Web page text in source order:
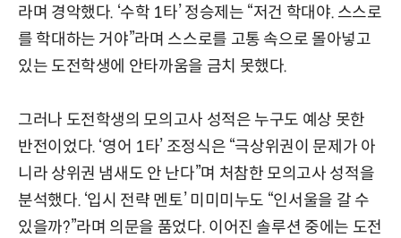
라며 경악했다. ‘수학 1타’ 정승제는 “저건 학대야. 스스로
를 학대하는 거야”라며 스스로를 고통 속으로 몰아넣고
있는 도전학생에 안타까움을 금치 못했다.
그러나 도전학생의 모의고사 성적은 누구도 예상 못한
반전이었다. ‘영어 1타’ 조정식은 “극상위권이 문제가 아
니라 상위권 냄새도 안 난다”며 처참한 모의고사 성적을
분석했다. ‘입시 전략 멘토’ 미미미누도 “인서울을 갈 수
있을까?”라며 의문을 품었다. 이어진 솔루션 중에는 도전